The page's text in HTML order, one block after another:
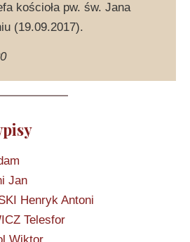
kościoła pw. św. Jana
(19.09.2017).
Jan
Henryk Antoni
Telesfor